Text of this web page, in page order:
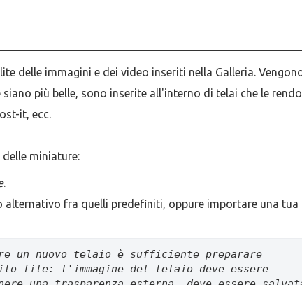
delle immagini e dei video inseriti nella Galleria.
più belle, sono inserite all'interno di telai che le
it, ecc.
miniature:
.
alternativo fra quelli predefiniti, oppure importare una tua
un nuovo telaio è sufficiente preparare
file: l'immagine del telaio deve essere